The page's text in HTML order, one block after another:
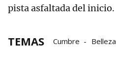
pista asfaltada del inicio.
TEMAS Cumbre Belleza